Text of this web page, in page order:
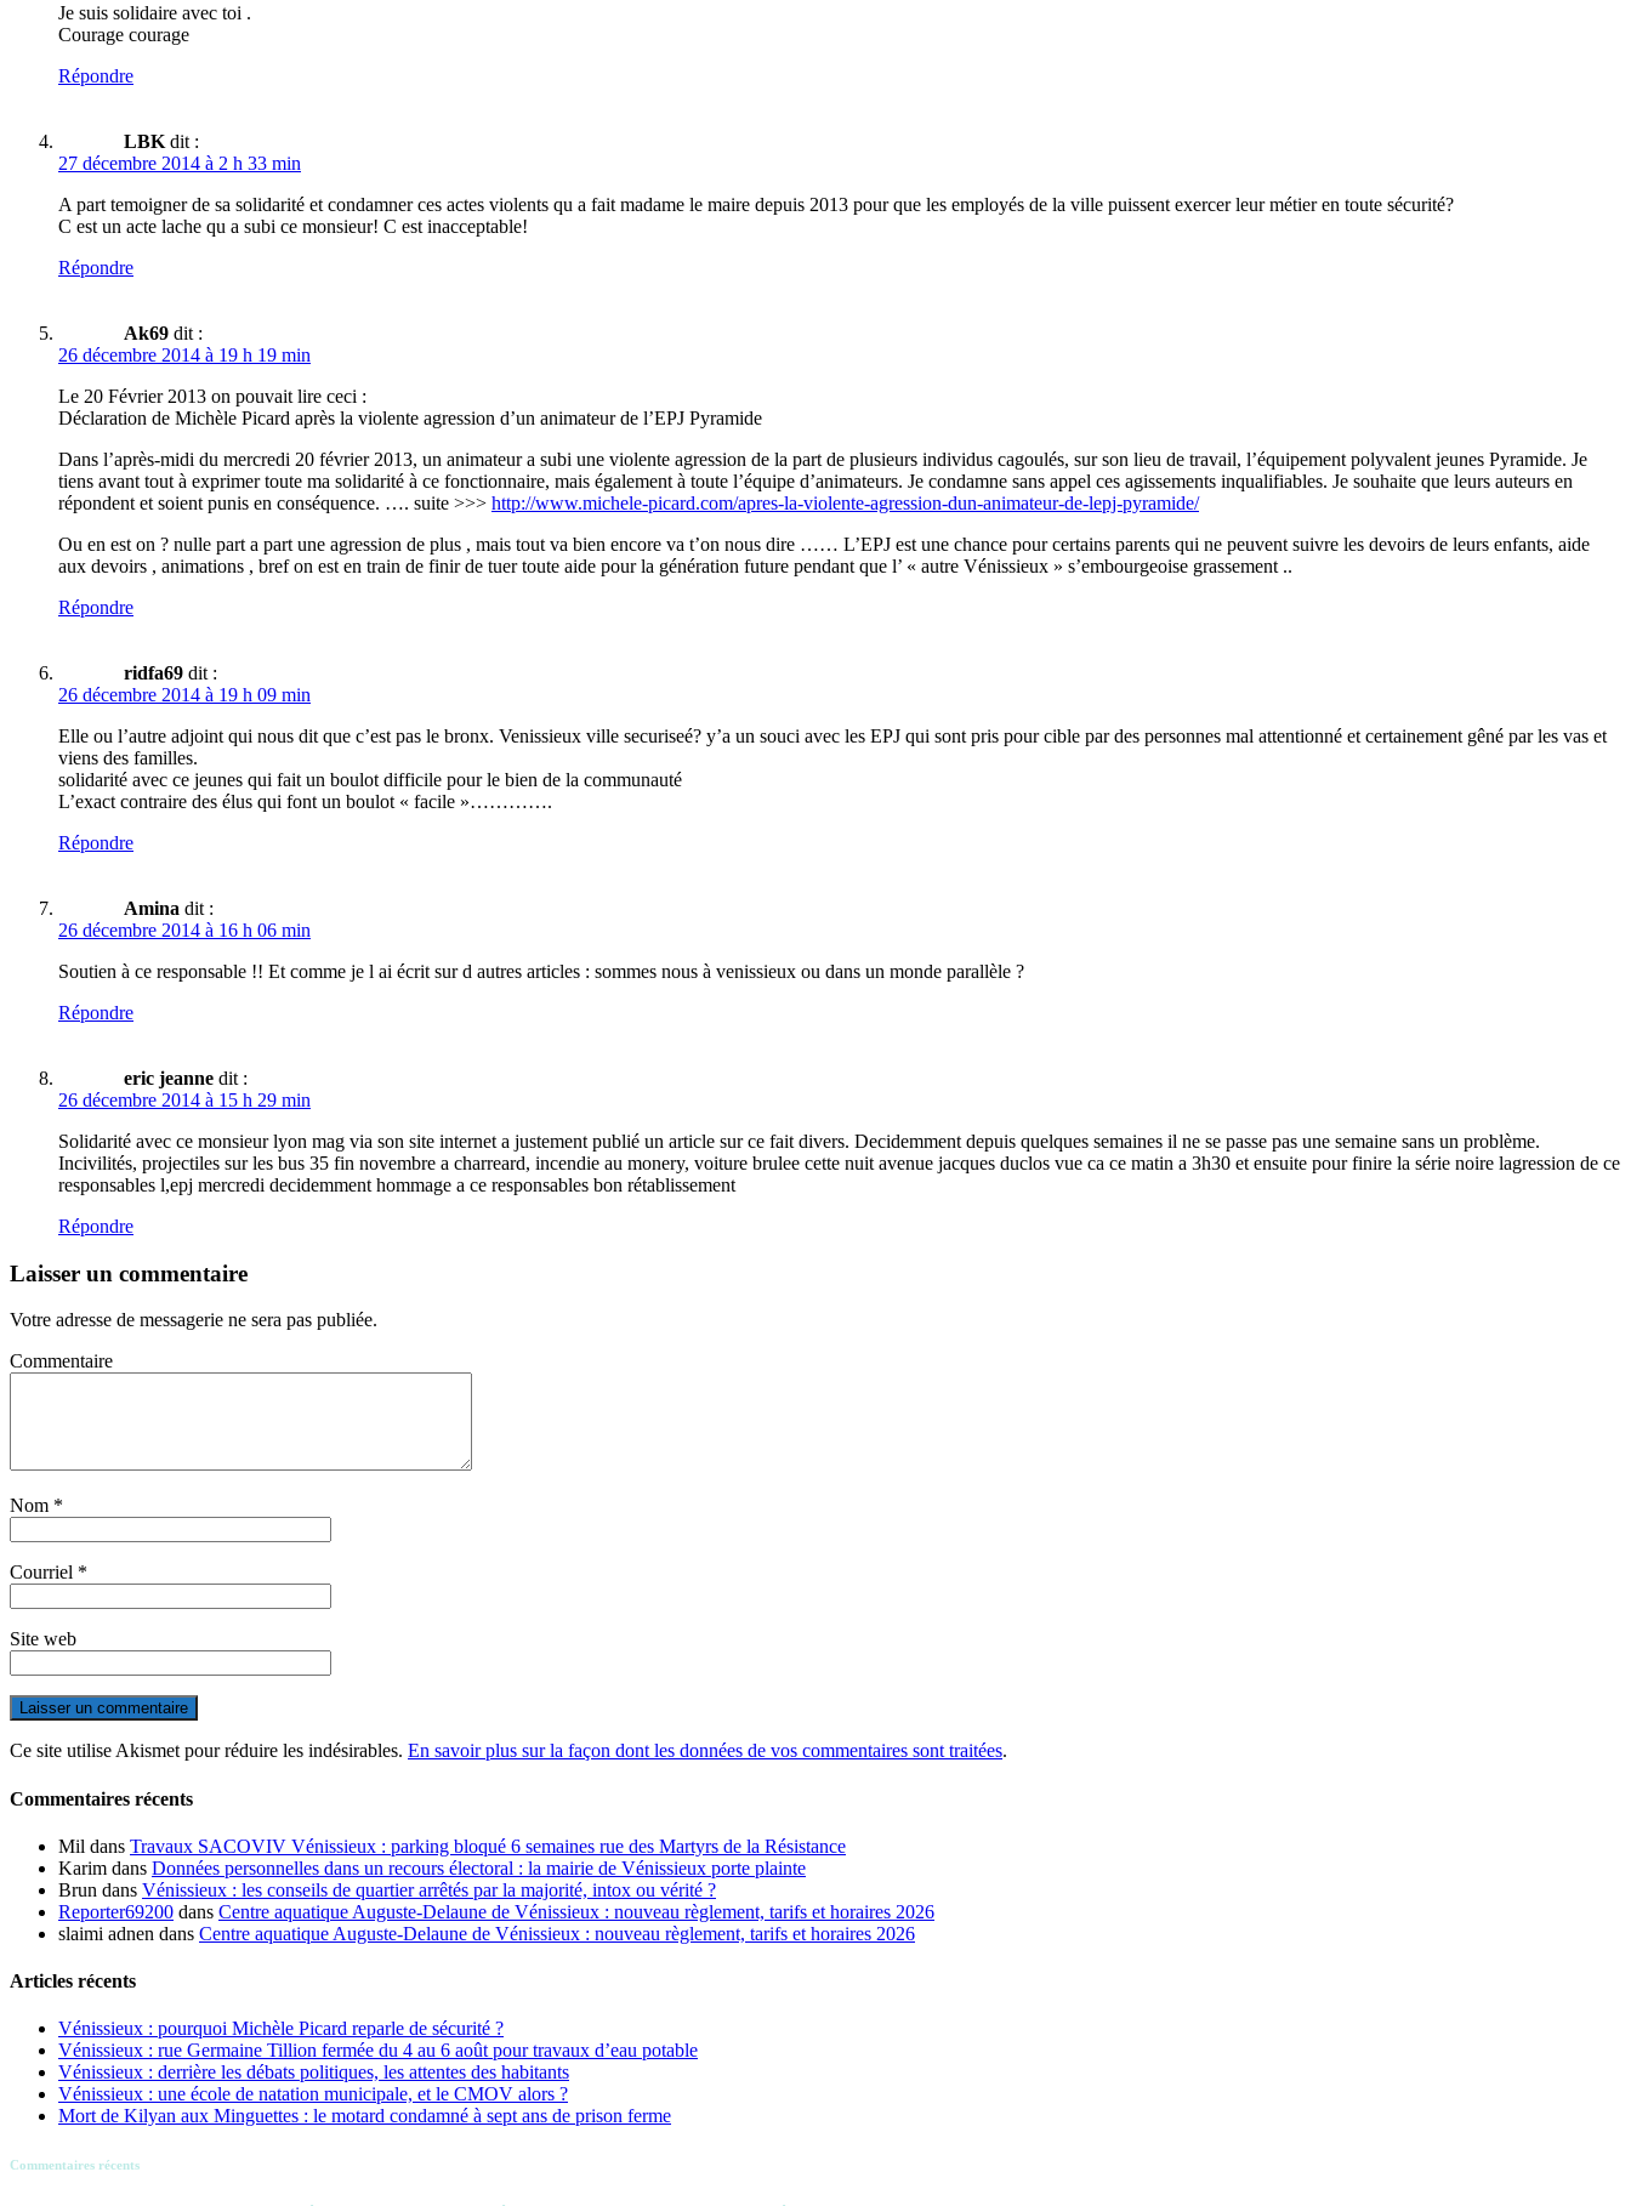
Je suis solidaire avec toi .
Courage courage
Répondre
LBK dit :
27 décembre 2014 à 2 h 33 min
A part temoigner de sa solidarité et condamner ces actes violents qu a fait madame le maire depuis 2013 pour que les employés de la ville puissent exercer leur métier en toute sécurité?
C est un acte lache qu a subi ce monsieur! C est inacceptable!
Répondre
Ak69 dit :
26 décembre 2014 à 19 h 19 min
Le 20 Février 2013 on pouvait lire ceci :
Déclaration de Michèle Picard après la violente agression d’un animateur de l’EPJ Pyramide
Dans l’après-midi du mercredi 20 février 2013, un animateur a subi une violente agression de la part de plusieurs individus cagoulés, sur son lieu de travail, l’équipement polyvalent jeunes Pyramide. Je
tiens avant tout à exprimer toute ma solidarité à ce fonctionnaire, mais également à toute l’équipe d’animateurs. Je condamne sans appel ces agissements inqualifiables. Je souhaite que leurs auteurs en
répondent et soient punis en conséquence. …. suite >>> http://www.michele-picard.com/apres-la-violente-agression-dun-animateur-de-lepj-pyramide/
Ou en est on ? nulle part a part une agression de plus , mais tout va bien encore va t’on nous dire …… L’EPJ est une chance pour certains parents qui ne peuvent suivre les devoirs de leurs enfants, aide
aux devoirs , animations , bref on est en train de finir de tuer toute aide pour la génération future pendant que l’ « autre Vénissieux » s’embourgeoise grassement ..
Répondre
ridfa69 dit :
26 décembre 2014 à 19 h 09 min
Elle ou l’autre adjoint qui nous dit que c’est pas le bronx. Venissieux ville securiseé? y’a un souci avec les EPJ qui sont pris pour cible par des personnes mal attentionné et certainement gêné par les vas et
viens des familles.
solidarité avec ce jeunes qui fait un boulot difficile pour le bien de la communauté
L’exact contraire des élus qui font un boulot « facile »………….
Répondre
Amina dit :
26 décembre 2014 à 16 h 06 min
Soutien à ce responsable !! Et comme je l ai écrit sur d autres articles : sommes nous à venissieux ou dans un monde parallèle ?
Répondre
eric jeanne dit :
26 décembre 2014 à 15 h 29 min
Solidarité avec ce monsieur lyon mag via son site internet a justement publié un article sur ce fait divers. Decidemment depuis quelques semaines il ne se passe pas une semaine sans un problème.
Incivilités, projectiles sur les bus 35 fin novembre a charreard, incendie au monery, voiture brulee cette nuit avenue jacques duclos vue ca ce matin a 3h30 et ensuite pour finire la série noire lagression de ce
responsables l,epj mercredi decidemment hommage a ce responsables bon rétablissement
Répondre
Laisser un commentaire
Votre adresse de messagerie ne sera pas publiée.
Commentaire
Nom *
Courriel *
Site web
Ce site utilise Akismet pour réduire les indésirables. En savoir plus sur la façon dont les données de vos commentaires sont traitées.
Commentaires récents
Mil dans Travaux SACOVIV Vénissieux : parking bloqué 6 semaines rue des Martyrs de la Résistance
Karim dans Données personnelles dans un recours électoral : la mairie de Vénissieux porte plainte
Brun dans Vénissieux : les conseils de quartier arrêtés par la majorité, intox ou vérité ?
Reporter69200 dans Centre aquatique Auguste-Delaune de Vénissieux : nouveau règlement, tarifs et horaires 2026
slaimi adnen dans Centre aquatique Auguste-Delaune de Vénissieux : nouveau règlement, tarifs et horaires 2026
Articles récents
Vénissieux : pourquoi Michèle Picard reparle de sécurité ?
Vénissieux : rue Germaine Tillion fermée du 4 au 6 août pour travaux d’eau potable
Vénissieux : derrière les débats politiques, les attentes des habitants
Vénissieux : une école de natation municipale, et le CMOV alors ?
Mort de Kilyan aux Minguettes : le motard condamné à sept ans de prison ferme
Commentaires récents